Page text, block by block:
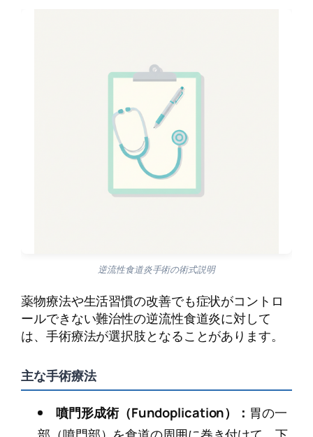
逆流性食道炎手術の術式説明
薬物療法や生活習慣の改善でも症状がコントロ
ールできない難治性の逆流性食道炎に対して
は、手術療法が選択肢となることがあります。
主な手術療法
噴門形成術（Fundoplication）： 胃の一